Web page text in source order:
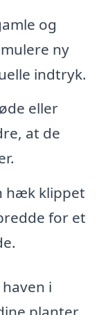
og
ny
indtryk.
eller
at de
hæk klippet
for et
i